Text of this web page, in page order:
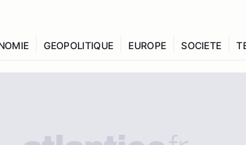
GEOPOLITIQUE EUROPE SOCIETE